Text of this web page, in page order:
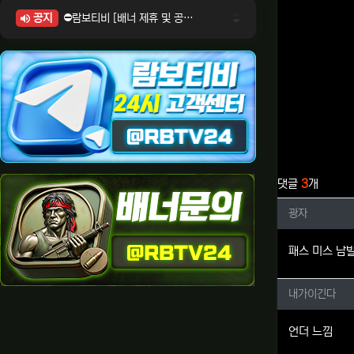
댓글 3개
광자님의
광자
패스 미스 남
내가이
내가이긴다
언더 느낌
공지
⛔람보티비 [배너 제휴 및 공식 입점 문의 안내]
⛔람보티비 [정회원 등급UP! 안내사항]
⛔람보티비 [채팅방 이용시 주의사항]
⛔람보티비 [공식보증업체 안내]